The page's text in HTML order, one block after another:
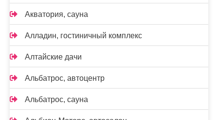
Акватория, сауна
Алладин, гостиничный комплекс
Алтайские дачи
Альбатрос, автоцентр
Альбатрос, сауна